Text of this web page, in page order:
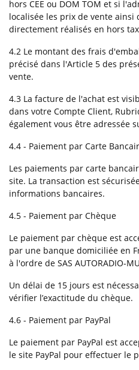
hors CEE ou DOM TOM et si
localisée les prix de vente
directement réalisés en hors
4.2 Le montant des frais
précisé dans l'Article 5 des
vente.
4.3 La facture de l'achat est
dans votre Compte Client,
également vous être adressée
4.4 - Paiement par Carte
Les paiements par carte
site. La transaction est
informations bancaires.
4.5 - Paiement par Chèque
Le paiement par chèque est
par une banque domiciliée en
à l'ordre de SAS AUTORADIO-
Un délai de 15 jours est
vérifier l’exactitude du chèque.
4.6 - Paiement par PayPal
Le paiement par PayPal est
le site PayPal pour effectuer le